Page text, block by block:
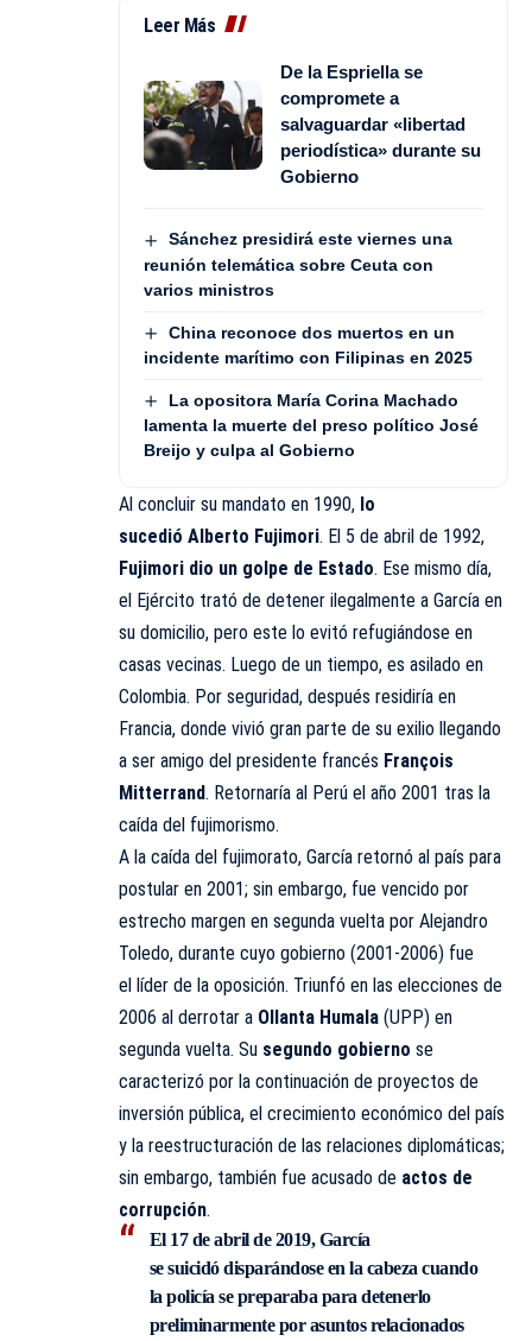
Leer Más
De la Espriella se
compromete a
salvaguardar «libertad
periodística» durante su
Gobierno
Sánchez presidirá este viernes una
reunión telemática sobre Ceuta con
varios ministros
China reconoce dos muertos en un
incidente marítimo con Filipinas en 2025
La opositora María Corina Machado
lamenta la muerte del preso político José
Breijo y culpa al Gobierno
Al concluir su mandato en 1990, lo
sucedió Alberto Fujimori. El 5 de abril de 1992,
Fujimori dio un golpe de Estado. Ese mismo día,
el Ejército trató de detener ilegalmente a García en
su domicilio, pero este lo evitó refugiándose en
casas vecinas. Luego de un tiempo, es asilado en
Colombia. Por seguridad, después residiría en
Francia, donde vivió gran parte de su exilio llegando
a ser amigo del presidente francés François
Mitterrand. Retornaría al Perú el año 2001 tras la
caída del fujimorismo.
A la caída del fujimorato, García retornó al país para
postular en 2001; sin embargo, fue vencido por
estrecho margen en segunda vuelta por Alejandro
Toledo, durante cuyo gobierno (2001-2006) fue
el líder de la oposición. Triunfó en las elecciones de
2006 al derrotar a Ollanta Humala (UPP) en
segunda vuelta. Su segundo gobierno se
caracterizó por la continuación de proyectos de
inversión pública, el crecimiento económico del país
y la reestructuración de las relaciones diplomáticas;
sin embargo, también fue acusado de actos de
corrupción.
​El 17 de abril de 2019, García
se suicidó disparándose en la cabeza cuando
la policía se preparaba para detenerlo
preliminarmente por asuntos relacionados